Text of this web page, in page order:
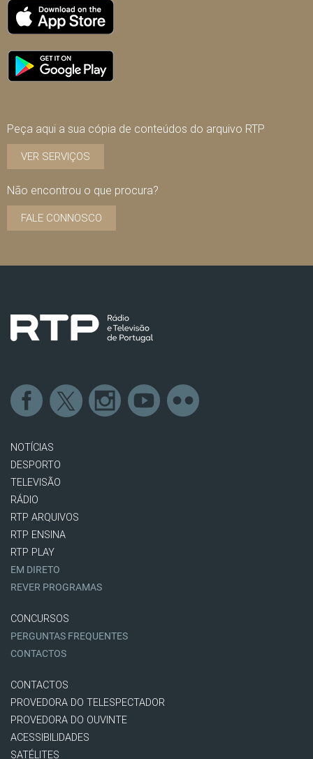
Peça aqui a sua cópia de conteúdos do arquivo RTP
VER SERVIÇOS
Não encontrou o que procura?
FALE CONNOSCO
NOTÍCIAS
DESPORTO
TELEVISÃO
RÁDIO
RTP ARQUIVOS
RTP ENSINA
RTP PLAY
EM DIRETO
REVER PROGRAMAS
CONCURSOS
PERGUNTAS FREQUENTES
CONTACTOS
CONTACTOS
PROVEDORA DO TELESPECTADOR
PROVEDORA DO OUVINTE
ACESSIBILIDADES
SATÉLITES